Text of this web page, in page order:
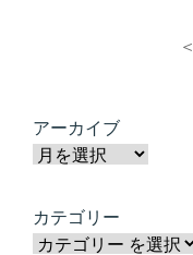
アーカイブ
カテゴリー